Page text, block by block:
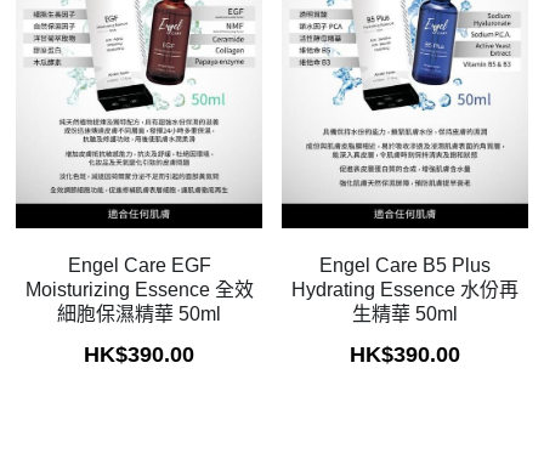
Raffine Paris
Sothys
Guinot
Fainlise
售後服務
常見問題
聯繫我們
登錄/註冊
Engel Care EGF
Moisturizing Essence 全效
細胞保濕精華 50ml
HK$390.00
Engel Care B5 Plus
Hydrating Essence 水份再
生精華 50ml
HK$390.00